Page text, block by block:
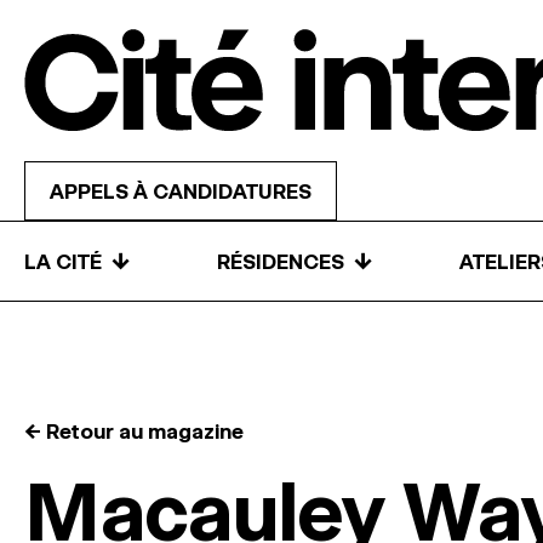
APPELS À CANDIDATURES
LA CITÉ ↓ RÉSIDENCES ↓
← Retour au magazine
Macauley